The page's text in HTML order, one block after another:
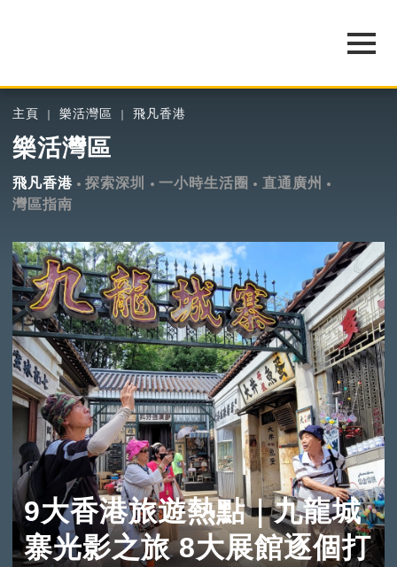
主頁 樂活灣區 飛凡香港
樂活灣區
飛凡香港 探索深圳 一小時生活圈
直通廣州
灣區指南
9大香港旅遊熱點｜九龍城
寨光影之旅 8大展館逐個打